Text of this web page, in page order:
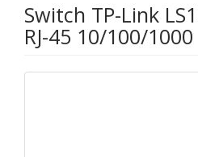
Switch TP-Link
RJ-45 10/100/1000